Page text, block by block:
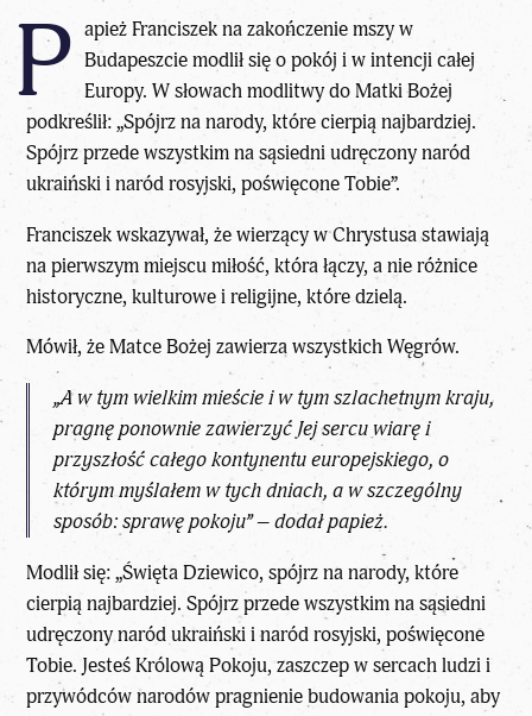
P apież Franciszek na zakończenie mszy w
Budapeszcie modlił się o pokój i w intencji całej
Europy. W słowach modlitwy do Matki Bożej
podkreślił: „Spójrz na narody, które cierpią najbardziej.
Spójrz przede wszystkim na sąsiedni udręczony naród
ukraiński i naród rosyjski, poświęcone Tobie”.
Franciszek wskazywał, że wierzący w Chrystusa stawiają
na pierwszym miejscu miłość, która łączy, a nie różnice
historyczne, kulturowe i religijne, które dzielą.
Mówił, że Matce Bożej zawierza wszystkich Węgrów.
„A w tym wielkim mieście i w tym szlachetnym kraju,
pragnę ponownie zawierzyć Jej sercu wiarę i
przyszłość całego kontynentu europejskiego, o
którym myślałem w tych dniach, a w szczególny
sposób: sprawę pokoju” – dodał papież.
Modlił się: „Święta Dziewico, spójrz na narody, które
cierpią najbardziej. Spójrz przede wszystkim na sąsiedni
udręczony naród ukraiński i naród rosyjski, poświęcone
Tobie. Jesteś Królową Pokoju, zaszczep w sercach ludzi i
przywódców narodów pragnienie budowania pokoju, aby